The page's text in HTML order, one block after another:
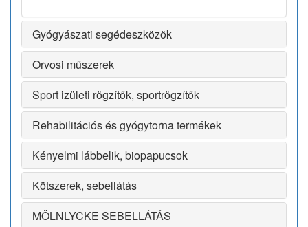
Gyógyászati segédeszközök
Orvosi műszerek
Sport izületi rögzítők, sportrögzítők
Rehabilitációs és gyógytorna termékek
Kényelmi lábbelik, biopapucsok
Kötszerek, sebellátás
MÖLNLYCKE SEBELLÁTÁS